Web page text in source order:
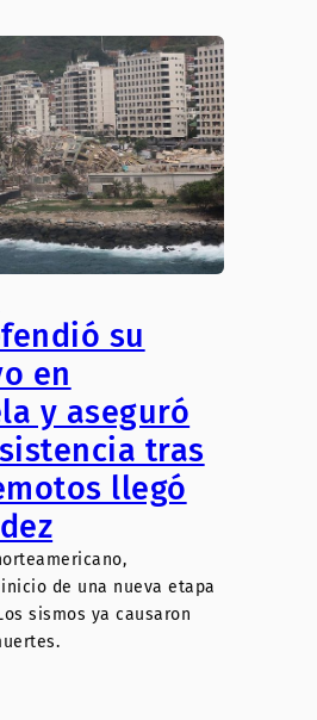
su
en
y aseguró
tras
llegó
de una nueva etapa
sismos ya causaron